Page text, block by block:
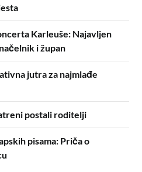
Karleuše: Najavljen
i župan
jutra za najmlađe
postali roditelji
pisama: Priča o